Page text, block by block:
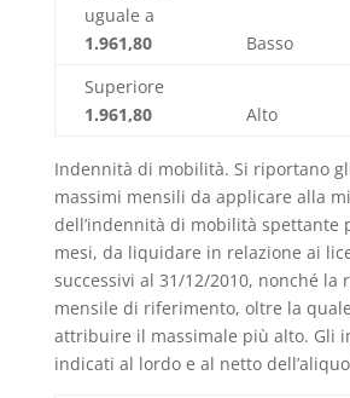
uguale a
1.961,80
Basso
Superiore
1.961,80
Alto
Indennità di mobilità. Si riportano
massimi mensili da applicare alla
dell’indennità di mobilità spettante
mesi, da liquidare in relazione ai
successivi al 31/12/2010, nonché la
mensile di riferimento, oltre la
attribuire il massimale più alto. Gli
indicati al lordo e al netto